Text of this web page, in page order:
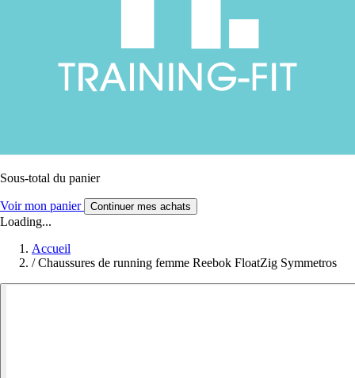
Sous-total du panier
Voir mon panier Continuer mes achats
Loading...
Accueil
/ Chaussures de running femme Reebok FloatZig Symmetros